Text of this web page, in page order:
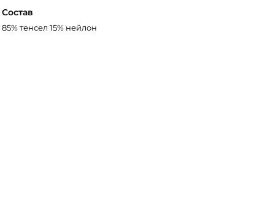
Состав
85% тенсел 15% нейлон